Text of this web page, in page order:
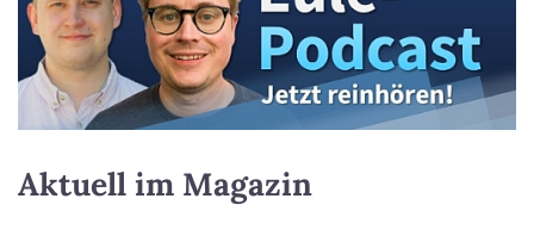
Aktuell im Magazin